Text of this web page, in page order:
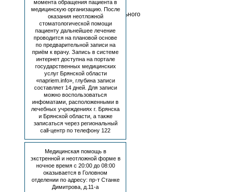
сведений
конфиденциального
характера»;
Федеральный
закон
от
02
мая
2006
г.
№
59-
ФЗ
«О
порядке
рассмотрения
обращений
Российской
Федерации»;
Федеральный
закон
от
27
июля
момента обращения пациента в
медицинскую организацию. После
оказания неотложной
стоматологической помощи
пациенту дальнейшее лечение
проводится на плановой основе
по предварительной записи на
приём к врачу. Запись в системе
интернет доступна на портале
государственных медицинских
услуг Брянской области
«napriem.info», глубина записи
составляет 14 дней. Для записи
можно воспользоваться
инфоматами, расположенными в
лечебных учреждениях г. Брянска
и Брянской области, а также
записаться через региональный
call-центр по телефону 122
Медицинская помощь в
экстренной и неотложной форме в
ночное время с 20:00 до 08:00
оказывается в Головном
отделении по адресу: пр-т Станке
Димитрова, д.11-а